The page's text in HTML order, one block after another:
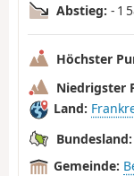
Abstieg: - 1
Höchster
Niedrigster
Land:
Bundesland:
Gemeinde: